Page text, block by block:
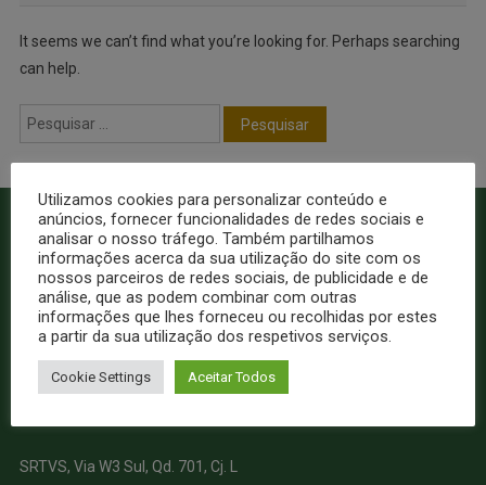
It seems we can’t find what you’re looking for. Perhaps searching
can help.
SRTVS, Via W3 Sul, Qd. 701, Cj. L
Utilizamos cookies para personalizar conteúdo e
anúncios, fornecer funcionalidades de redes sociais e
analisar o nosso tráfego. Também partilhamos
informações acerca da sua utilização do site com os
nossos parceiros de redes sociais, de publicidade e de
análise, que as podem combinar com outras
informações que lhes forneceu ou recolhidas por estes
a partir da sua utilização dos respetivos serviços.
Cookie Settings Aceitar Todos